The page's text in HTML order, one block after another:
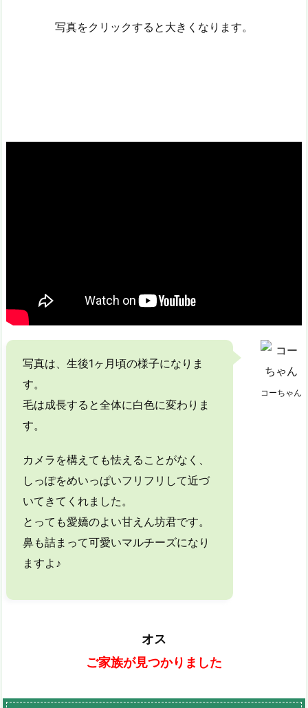
写真をクリックすると大きくなります。
コーちゃん
写真は、生後1ヶ月頃の様子になりま
す。
毛は成長すると全体に白色に変わりま
す。
カメラを構えても怯えることがなく、
しっぽをめいっぱいフリフリして近づ
いてきてくれました。
とっても愛嬌のよい甘えん坊君です。
鼻も詰まって可愛いマルチーズになり
ますよ♪
オス
ご家族が見つかりました